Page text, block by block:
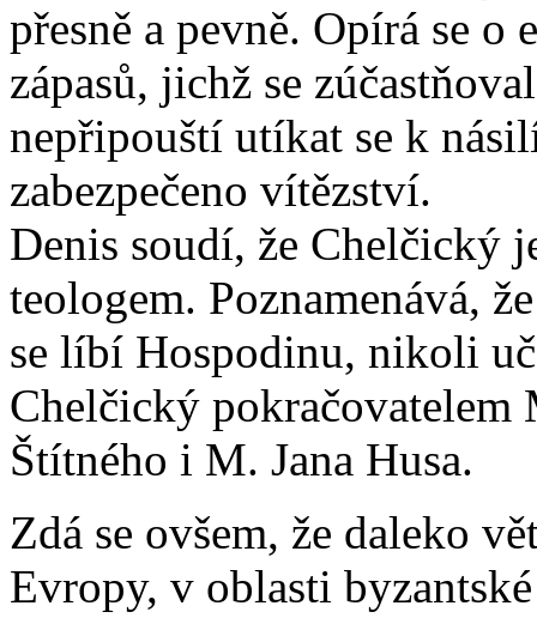
přesně a pevně. Opírá se
zápasů, jichž se
nepřipouští utíkat se k
zabezpečeno vítězství.
Denis soudí, že Chelčický
teologem. Poznamenává,
se líbí Hospodinu, nikoli
Chelčický
Štítného i M. Jana Husa.
Zdá se ovšem, že daleko
Evropy, v oblasti